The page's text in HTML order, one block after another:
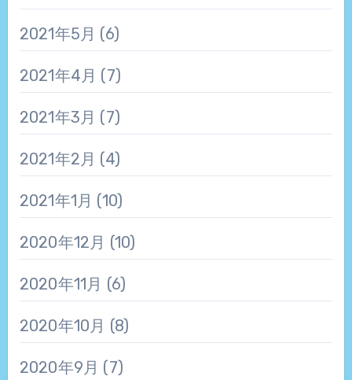
2021年5月 (6)
2021年4月 (7)
2021年3月 (7)
2021年2月 (4)
2021年1月 (10)
2020年12月 (10)
2020年11月 (6)
2020年10月 (8)
2020年9月 (7)